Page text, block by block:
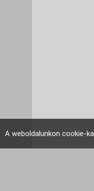
A weboldalunkon cookie-